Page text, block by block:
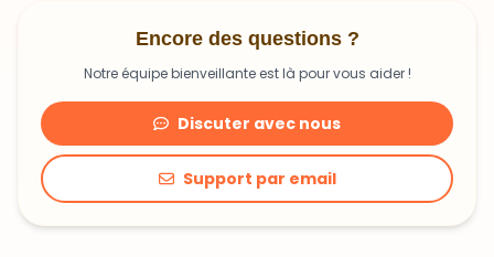
Encore des questions ?
Notre équipe bienveillante est là pour vous aider !
Discuter avec nous
Support par email